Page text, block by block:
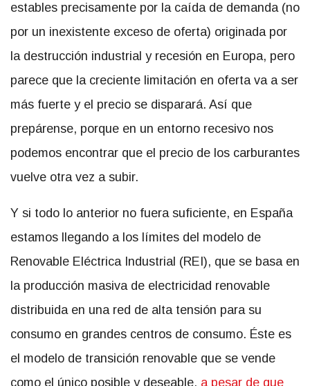
estables precisamente por la caída de demanda (no
por un inexistente exceso de oferta) originada por
la destrucción industrial y recesión en Europa, pero
parece que la creciente limitación en oferta va a ser
más fuerte y el precio se disparará. Así que
prepárense, porque en un entorno recesivo nos
podemos encontrar que el precio de los carburantes
vuelve otra vez a subir.
Y si todo lo anterior no fuera suficiente, en España
estamos llegando a los límites del modelo de
Renovable Eléctrica Industrial (REI), que se basa en
la producción masiva de electricidad renovable
distribuida en una red de alta tensión para su
consumo en grandes centros de consumo. Éste es
el modelo de transición renovable que se vende
como el único posible y deseable, a pesar de que